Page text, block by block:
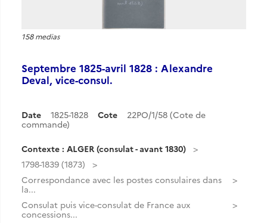
158 medias
Septembre 1825-avril 1828 : Alexandre
Deval, vice-consul.
Date 1825-1828 Cote
22PO/1/58 (Cote de
commande)
Contexte : ALGER (consulat - avant 1830)
1798-1839 (1873)
Correspondance avec les postes consulaires dans
la...
Consulat puis vice-consulat de France aux
concessions...